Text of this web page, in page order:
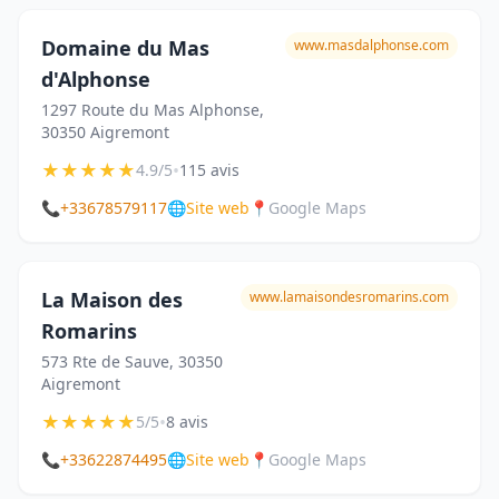
Domaine du Mas
d'Alphonse
1297 Route du Mas Alphonse,
30350 Aigremont
www.masdalphonse.com
★★★★★4.9/5•115 avis
📞+33678579117🌐Site web 📍 Google Maps
La Maison des
Romarins
573 Rte de Sauve, 30350
Aigremont
www.lamaisondesromarins.com
★★★★★5/5•8 avis
📞+33622874495🌐Site web 📍 Google Maps